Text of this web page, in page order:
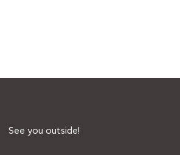
See you outside!